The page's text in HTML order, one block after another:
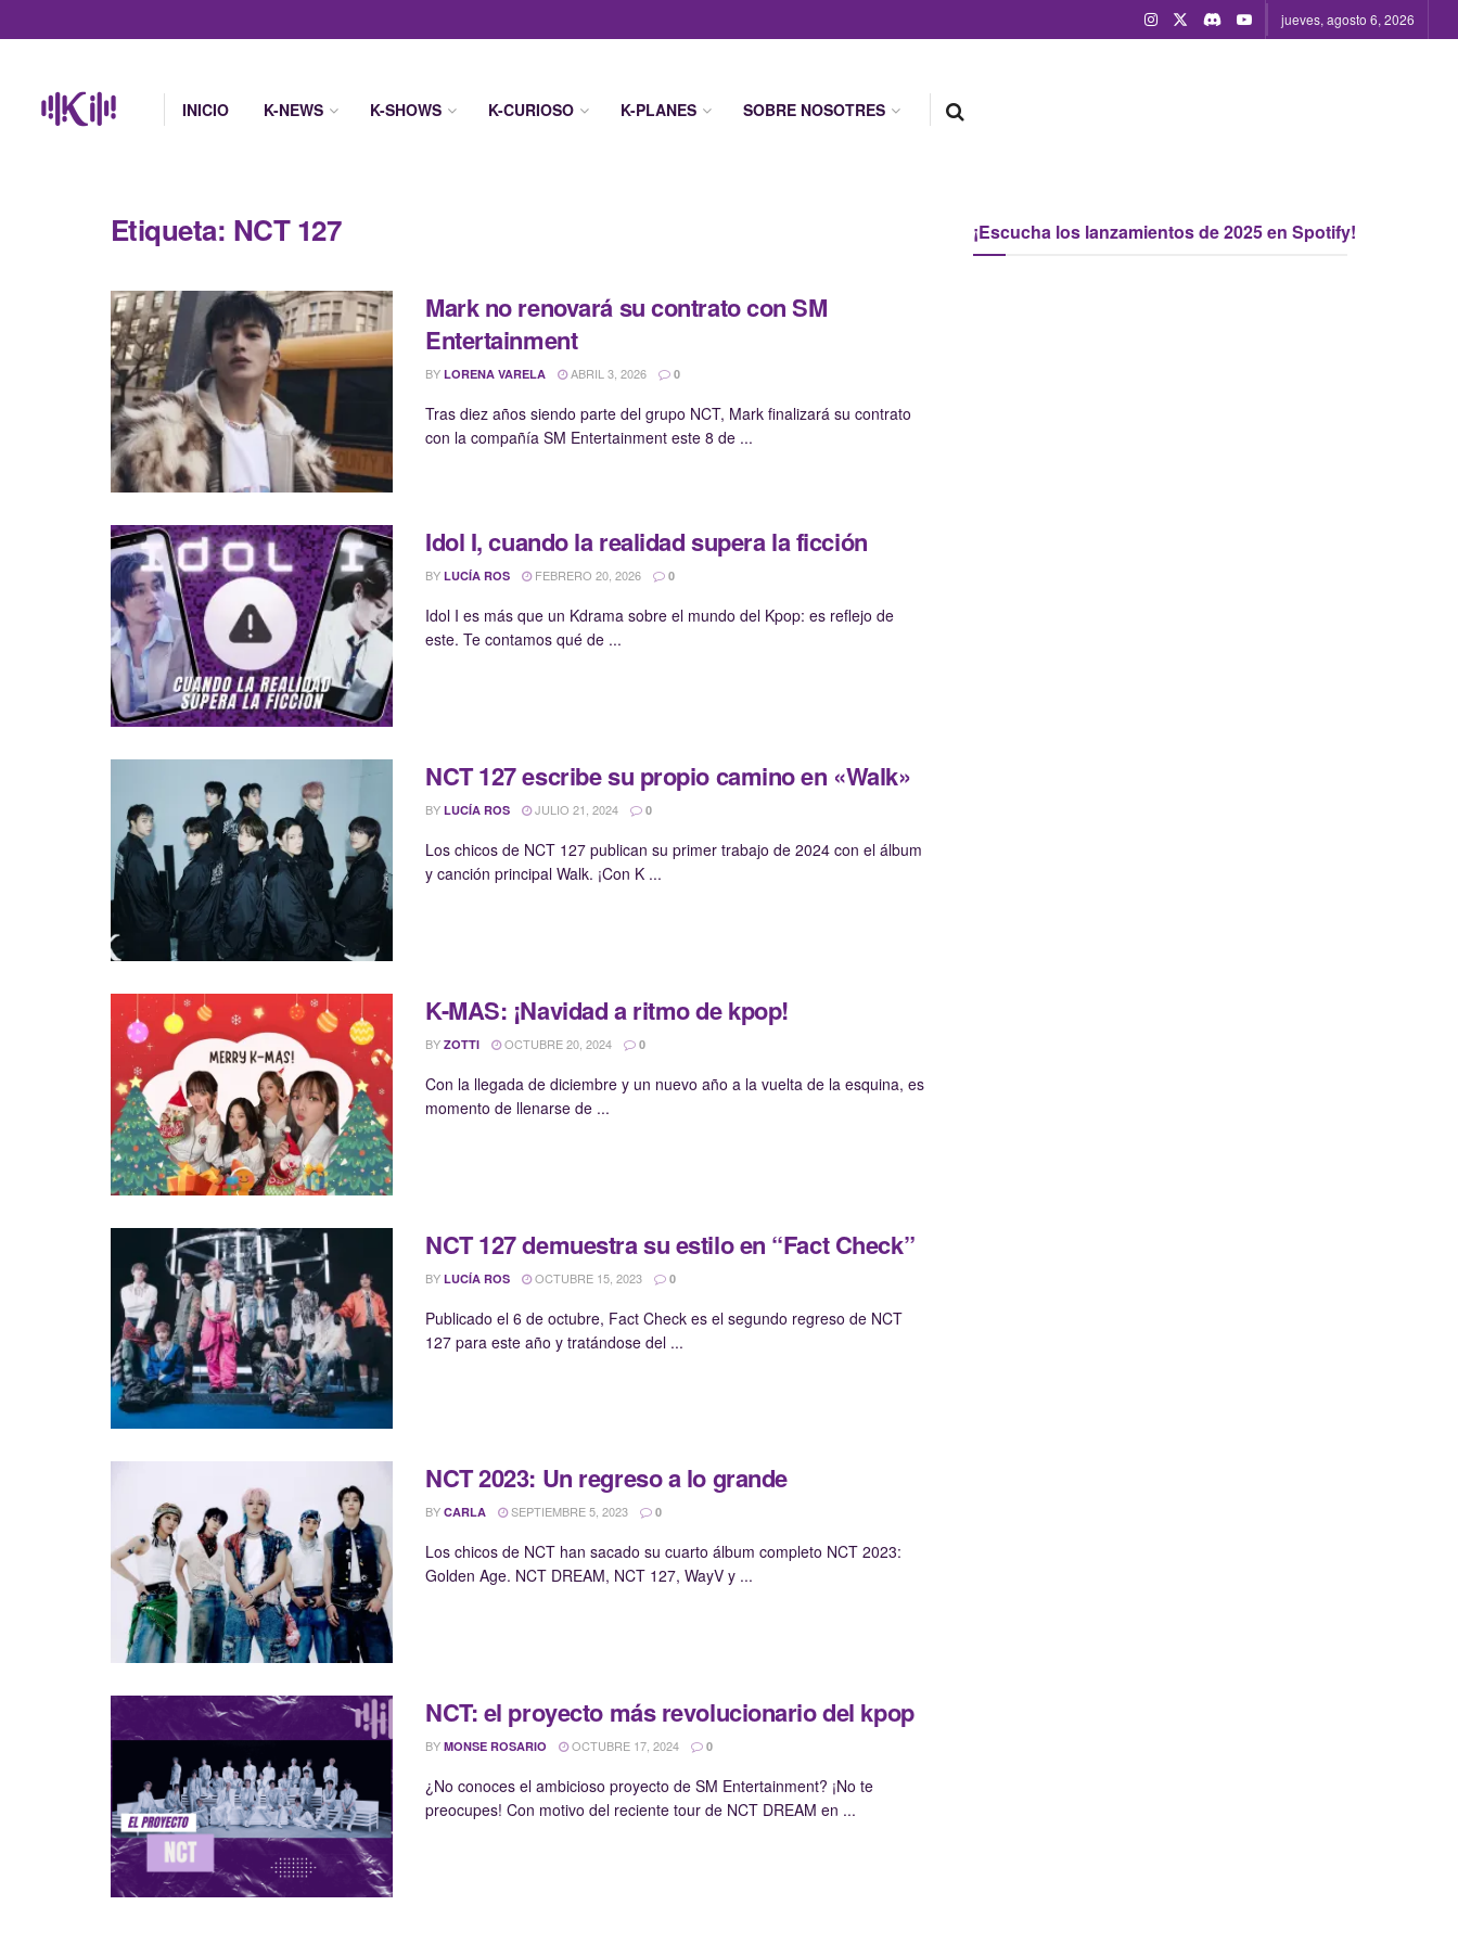
jueves, agosto 6, 2026
INICIO K-NEWS K-SHOWS K-CURIOSO K-PLANES SOBRE NOSOTRES
Etiqueta: NCT 127
Mark no renovará su contrato con SM
Entertainment
BY LORENA VARELA ABRIL 3, 2026 0
Tras diez años siendo parte del grupo NCT, Mark finalizará su contrato
con la compañía SM Entertainment este 8 de ...
Idol I, cuando la realidad supera la ficción
BY LUCÍA ROS FEBRERO 20, 2026 0
Idol I es más que un Kdrama sobre el mundo del Kpop: es reflejo de
este. Te contamos qué de ...
NCT 127 escribe su propio camino en «Walk»
BY LUCÍA ROS JULIO 21, 2024 0
Los chicos de NCT 127 publican su primer trabajo de 2024 con el álbum
y canción principal Walk. ¡Con K ...
K-MAS: ¡Navidad a ritmo de kpop!
BY ZOTTI OCTUBRE 20, 2024 0
Con la llegada de diciembre y un nuevo año a la vuelta de la esquina, es
momento de llenarse de ...
NCT 127 demuestra su estilo en “Fact Check”
BY LUCÍA ROS OCTUBRE 15, 2023 0
Publicado el 6 de octubre, Fact Check es el segundo regreso de NCT
127 para este año y tratándose del ...
NCT 2023: Un regreso a lo grande
BY CARLA SEPTIEMBRE 5, 2023 0
Los chicos de NCT han sacado su cuarto álbum completo NCT 2023:
Golden Age. NCT DREAM, NCT 127, WayV y ...
NCT: el proyecto más revolucionario del kpop
BY MONSE ROSARIO OCTUBRE 17, 2024 0
¿No conoces el ambicioso proyecto de SM Entertainment? ¡No te
preocupes! Con motivo del reciente tour de NCT DREAM en ...
¡Escucha los lanzamientos de 2025 en Spotify!